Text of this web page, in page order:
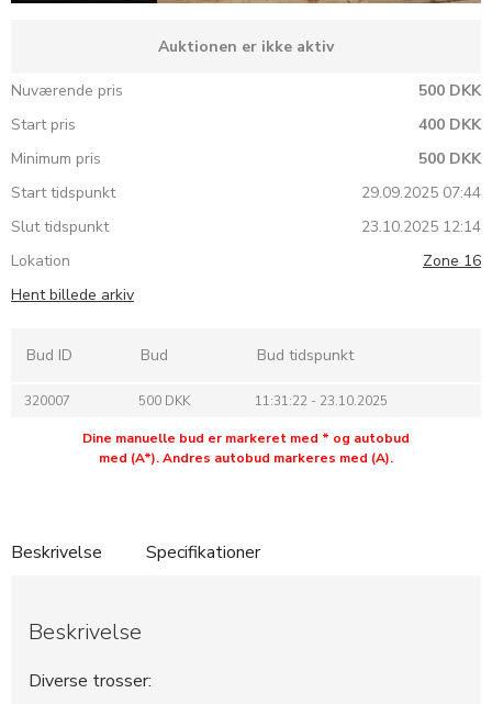
Auktionen er ikke aktiv
Nuværende pris
500 DKK
Start pris
400 DKK
Minimum pris
500 DKK
Start tidspunkt
29.09.2025 07:44
Slut tidspunkt
23.10.2025 12:14
Lokation
Zone 16
Hent billede arkiv
Bud ID Bud Bud tidspunkt
320007 500 DKK 11:31:22 - 23.10.2025
Dine manuelle bud er markeret med * og autobud
med (A*). Andres autobud markeres med (A).
Beskrivelse Specifikationer
Beskrivelse
Diverse trosser: